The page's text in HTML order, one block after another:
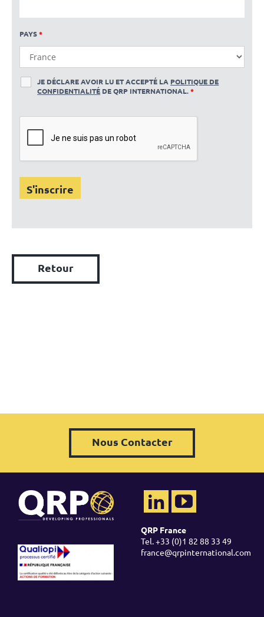
PAYS*
JE DÉCLARE AVOIR LU ET ACCEPTÉ LA POLITIQUE DE
CONFIDENTIALITÉ DE QRP INTERNATIONAL.*
Retour
Nous Contacter
QRP France
Tel. +33 (0)1 82 88 33 49
france@qrpinternational.com